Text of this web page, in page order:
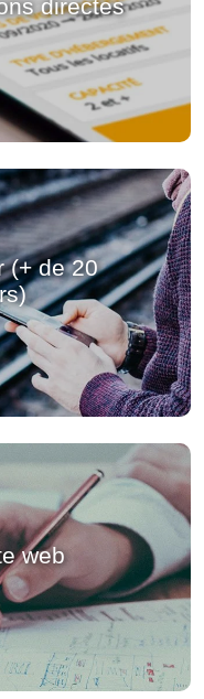
directes
(+ de 20
web